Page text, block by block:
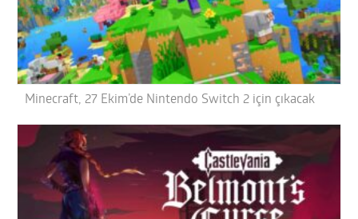
Minecraft, 27 Ekim’de Nintendo Switch 2 için çıkacak